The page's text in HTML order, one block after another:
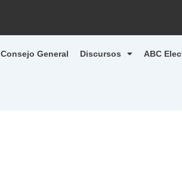
Consejo General Discursos ABC